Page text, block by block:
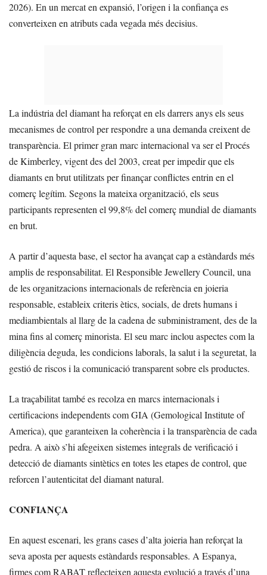
2026). En un mercat en expansió, l’origen i la confiança es
converteixen en atributs cada vegada més decisius.
La indústria del diamant ha reforçat en els darrers anys els seus
mecanismes de control per respondre a una demanda creixent de
transparència. El primer gran marc internacional va ser el Procés
de Kimberley, vigent des del 2003, creat per impedir que els
diamants en brut utilitzats per finançar conflictes entrin en el
comerç legítim. Segons la mateixa organització, els seus
participants representen el 99,8% del comerç mundial de diamants
en brut.
A partir d’aquesta base, el sector ha avançat cap a estàndards més
amplis de responsabilitat. El Responsible Jewellery Council, una
de les organitzacions internacionals de referència en joieria
responsable, estableix criteris ètics, socials, de drets humans i
mediambientals al llarg de la cadena de subministrament, des de la
mina fins al comerç minorista. El seu marc inclou aspectes com la
diligència deguda, les condicions laborals, la salut i la seguretat, la
gestió de riscos i la comunicació transparent sobre els productes.
La traçabilitat també es recolza en marcs internacionals i
certificacions independents com GIA (Gemological Institute of
America), que garanteixen la coherència i la transparència de cada
pedra. A això s’hi afegeixen sistemes integrals de verificació i
detecció de diamants sintètics en totes les etapes de control, que
reforcen l’autenticitat del diamant natural.
CONFIANÇA
En aquest escenari, les grans cases d’alta joieria han reforçat la
seva aposta per aquests estàndards responsables. A Espanya,
firmes com RABAT reflecteixen aquesta evolució a través d’una